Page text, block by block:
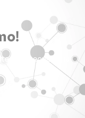
com tecnologia